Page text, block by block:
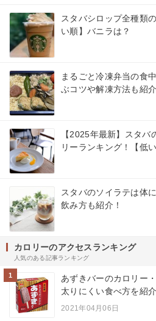
スタバシロップ全種類
い順】バニラは？
まるごと冷凍弁当の食
ぶコツや解凍方法も紹介
【2025年最新】スタバ
リーランキング！【低
スタバのソイラテは体
飲み方も紹介！
カロリーのアクセスランキング
人気のある記事ランキング
1
あずきバーのカロリー
太りにくい食べ方を紹介
2021年04月06日